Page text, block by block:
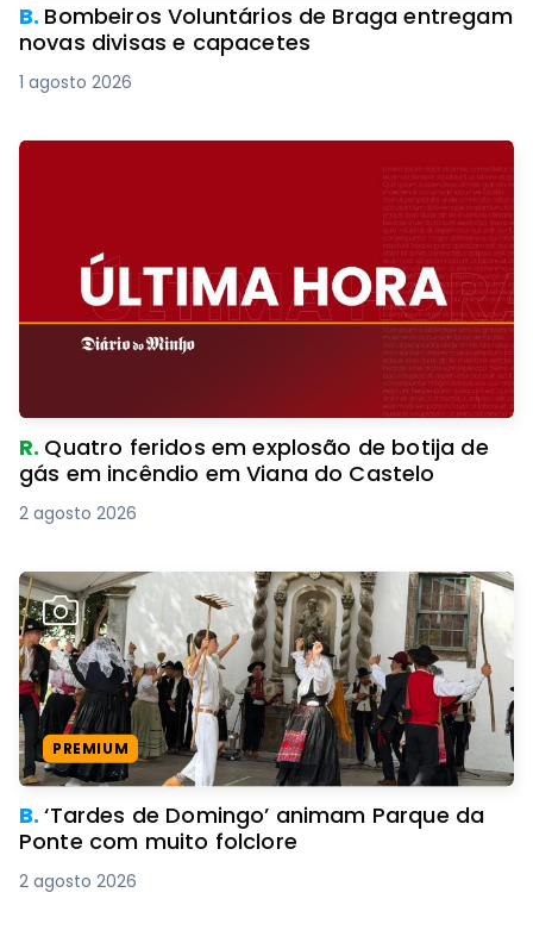
B. Bombeiros Voluntários de Braga entregam
novas divisas e capacetes
1 agosto 2026
R. Quatro feridos em explosão de botija de
gás em incêndio em Viana do Castelo
2 agosto 2026
PREMIUM
B.‘Tardes de Domingo’ animam Parque da
Ponte com muito folclore
2 agosto 2026